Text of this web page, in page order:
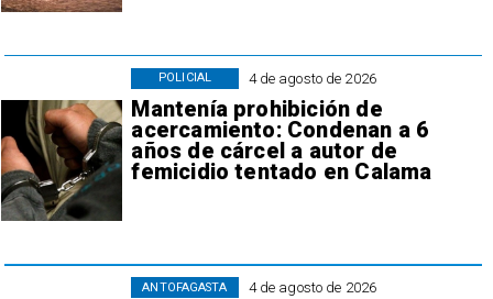
4 de agosto de 2026
Mantenía prohibición de
acercamiento: Condenan a 6
años de cárcel a autor de
femicidio tentado en Calama
POLICIAL
4 de agosto de 2026
ANTOFAGASTA